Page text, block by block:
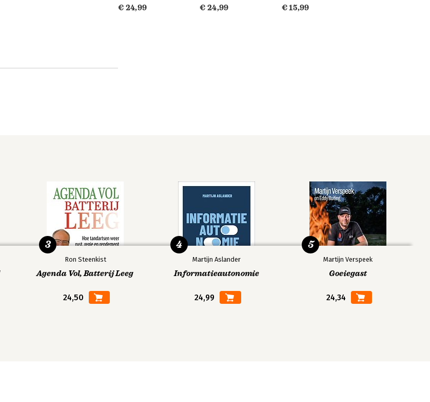
€ 24,99
€ 24,99
€ 15,99
Ron Steenkist
Agenda Vol, Batterij Leeg
24,50
3
Martijn Aslander
Informatieautonomie
24,99
4
Martijn Verspeek
Goeiegast
24,34
5